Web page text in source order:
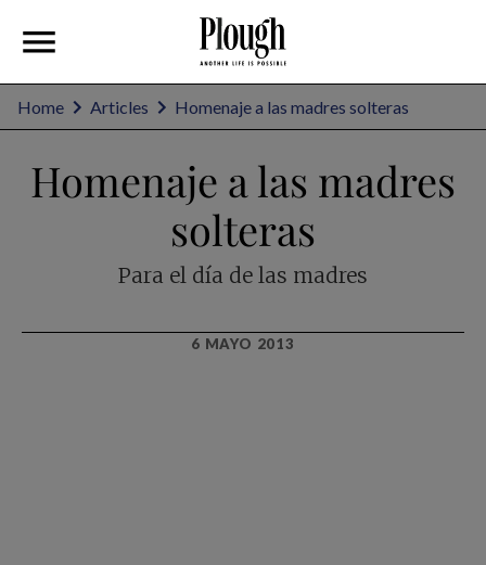
Home Articles Homenaje a las madres solteras
Homenaje a las madres
solteras
Para el día de las madres
6 MAYO 2013